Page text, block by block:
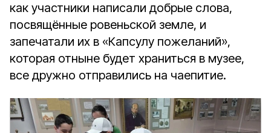
как участники написали добрые слова,
посвящённые ровеньской земле, и
запечатали их в «Капсулу пожеланий»,
которая отныне будет храниться в музее,
все дружно отправились на чаепитие.